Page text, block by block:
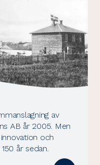
av
AB år 2005. Men
och
år sedan.